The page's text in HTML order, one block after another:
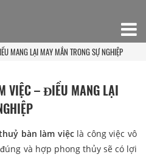
MANG LẠI MAY MẮN TRONG SỰ NGHIỆP
VIỆC – ĐIỀU MANG LẠI
bàn làm việclà công việc vô
và hợp phong thủy sẽ có lợi